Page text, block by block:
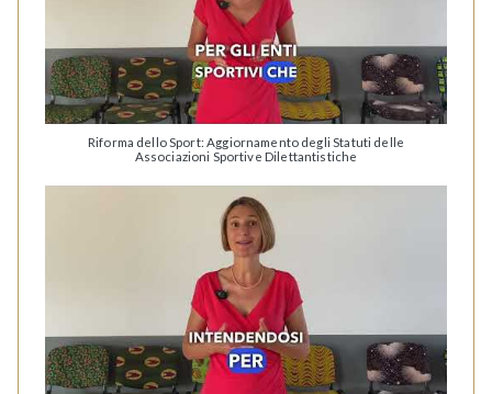
Riforma dello Sport: Aggiornamento degli Statuti delle
Associazioni Sportive Dilettantistiche